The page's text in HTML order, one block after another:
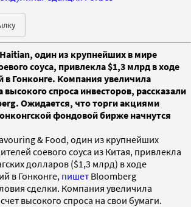
один из крупнейших в мире
соуса, привлекла $1,3 млрд в ходе
Гонконге. Компания увеличила
спроса инвесторов, рассказали
Ожидается, что торги акциями
фондовой бирже начнутся
& Food, один из крупнейших
соевого соуса из Китая, привлекла
долларов ($1,3 млрд) в ходе
в Гонконге, пишет Bloomberg
сделки. Компания увеличила
высокого спроса на свои бумаги.